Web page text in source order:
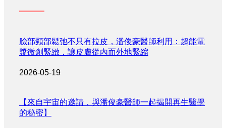
臉部頸部鬆弛不只有拉皮，潘俊豪醫師利用：超能電
漿微創緊緻，讓皮膚從內而外地緊縮
2026-05-19
【來自宇宙的邀請，與潘俊豪醫師一起揭開再生醫學
的秘密】